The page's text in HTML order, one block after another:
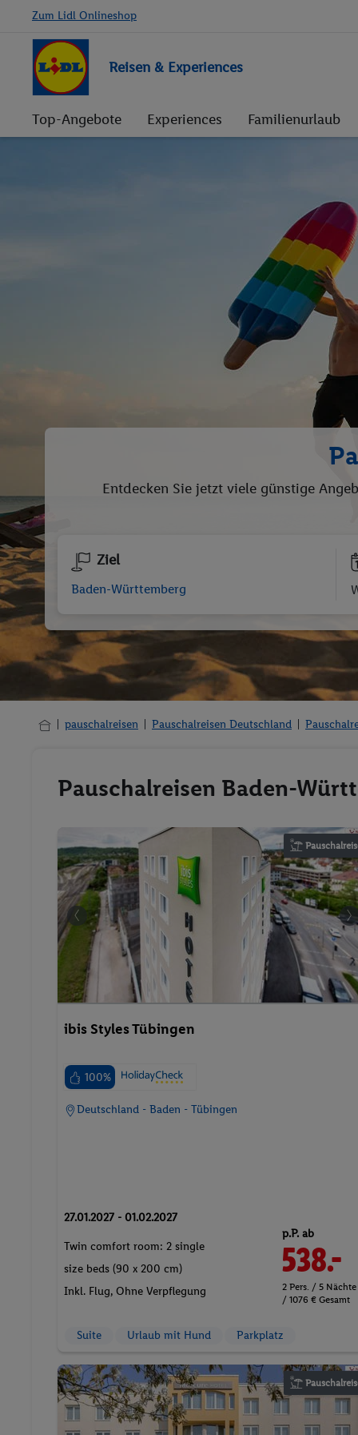
Zum Lidl Onlineshop
Reisen & Experiences
Top-Angebote Experiences Familienurlaub
Entdecken Sie jetzt viele günstige
Ziel
pauschalreisen Pauschalreisen Deutschland
Pauschalreisen Baden-
ibis Styles Tübingen
100%
Deutschland - Baden - Tübingen
27.01.2027 - 01.02.2027
Twin comfort room: 2 single
size beds (90 x 200 cm)
Inkl. Flug, Ohne Verpflegung
p.P. ab
538.-
2 Pers. / 5 Nächte
/ 1076 € Gesamt
Suite Urlaub mit Hund Parkplatz